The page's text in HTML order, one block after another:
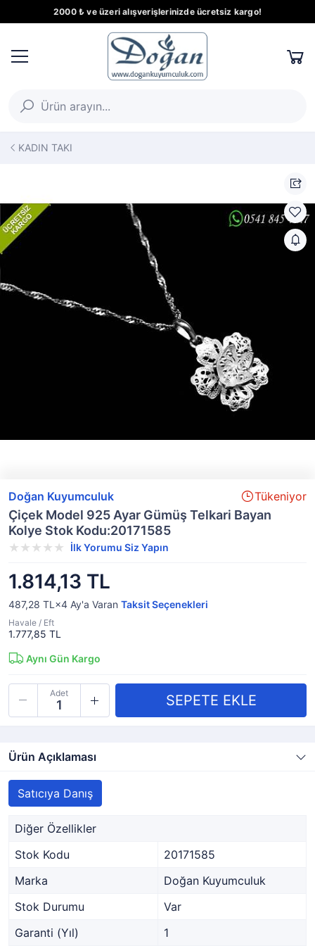
2000 ₺ ve üzeri alışverişlerinizde ücretsiz kargo!
KADIN TAKI
Doğan Kuyumculuk Tükeniyor
Çiçek Model 925 Ayar Gümüş Telkari Bayan
Kolye Stok Kodu:20171585
İlk Yorumu Siz Yapın
1.814,13 TL
487,28 TL×4 Ay'a Varan Taksit Seçenekleri
Havale / Eft
1.777,85 TL
Aynı Gün Kargo
Adet
Ürün Açıklaması
Satıcıya Danış
Diğer Özellikler
Stok Kodu
20171585
Marka
Doğan Kuyumculuk
Stok Durumu
Var
Garanti (Yıl)
1